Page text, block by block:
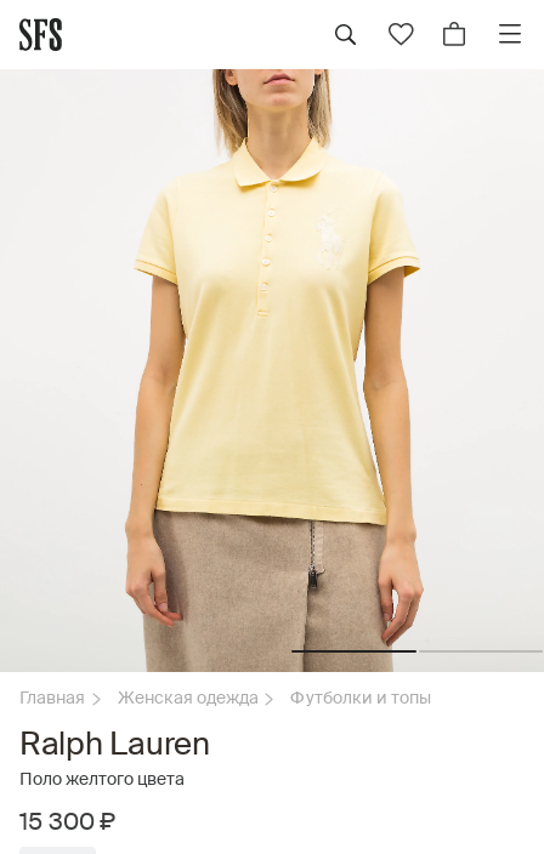
Главная Женская одежда Футболки и топы
Ralph Lauren
Поло желтого цвета
15 300 ₽